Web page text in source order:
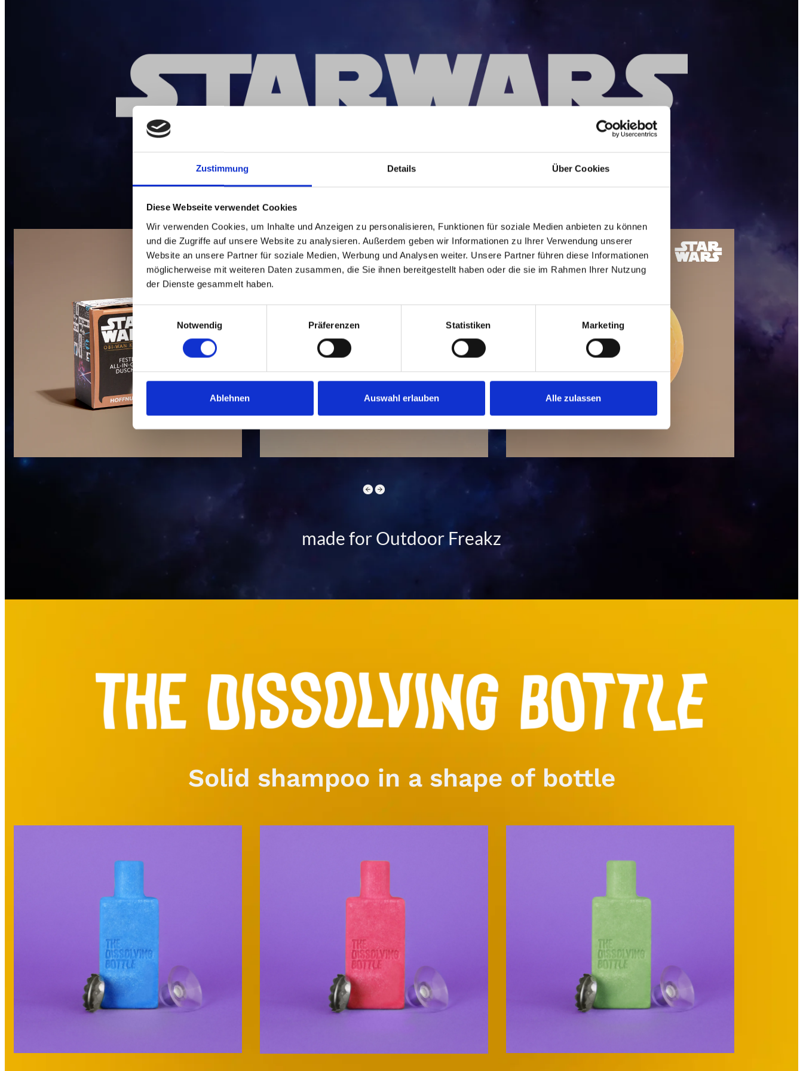
Zustimmung Details Über Cookies
Diese Webseite verwendet Cookies
Wir verwenden Cookies, um Inhalte und Anzeigen zu personalisieren, Funktionen für soziale Medien anbieten zu können
und die Zugriffe auf unsere Website zu analysieren. Außerdem geben wir Informationen zu Ihrer Verwendung unserer
Website an unsere Partner für soziale Medien, Werbung und Analysen weiter. Unsere Partner führen diese Informationen
möglicherweise mit weiteren Daten zusammen, die Sie ihnen bereitgestellt haben oder die sie im Rahmen Ihrer Nutzung
der Dienste gesammelt haben.
Einwilligungsauswahl
Notwendig
Präferenzen Statistiken Marketing
Ablehnen Auswahl erlauben Alle zulassen
Komm auf die saubere Seite der Macht
made for Outdoor Freakz
Solid shampoo in a shape of bottle